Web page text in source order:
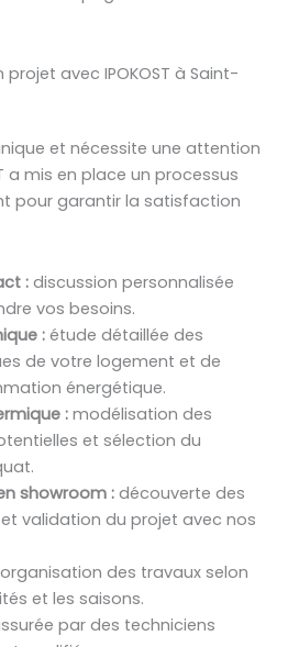
projet avec IPOKOST à Saint-
et nécessite une attention
a mis en place un processus
pour garantir la satisfaction
:discussion personnalisée
vos besoins.
:étude détaillée des
de votre logement et de
énergétique.
:modélisation des
et sélection du
showroom :découverte des
validation du projet avec nos
des travaux selon
et les saisons.
par des techniciens